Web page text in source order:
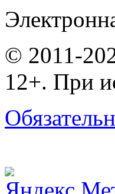
© 2011-
12+. При